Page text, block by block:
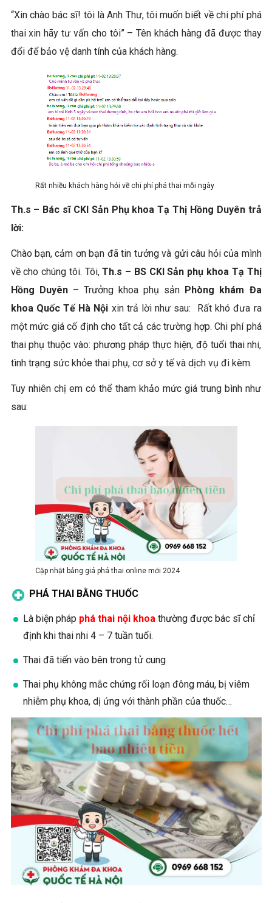
“Xin chào bác sĩ! tôi là Anh Thư, tôi muốn biết về chi phí phá
thai xin hãy tư vấn cho tôi” – Tên khách hàng đã được thay
đổi để bảo vệ danh tính của khách hàng.
Rất nhiều khách hàng hỏi về chi phí phá thai mỗi ngày
Th.s – Bác sĩ CKI Sản Phụ khoa Tạ Thị Hồng Duyên trả
lời:
Chào bạn, cảm ơn bạn đã tin tưởng và gửi câu hỏi của mình
về cho chúng tôi. Tôi,Th.s – BS CKI Sản phụ khoa Tạ Thị
Hồng Duyên– Trưởng khoa phụ sản Phòng khám Đa
khoa Quốc Tế Hà Nội xin trả lời như sau: Rất khó đưa ra
một mức giá cố định cho tất cả các trường hợp. Chi phí phá
thai phụ thuộc vào: phương pháp thực hiện, độ tuổi thai nhi,
tình trạng sức khỏe thai phụ, cơ sở y tế và dịch vụ đi kèm.
Tuy nhiên chị em có thể tham khảo mức giá trung bình như
sau:
Cập nhật bảng giá phá thai online mới 2024
PHÁ THAI BẰNG THUỐC
Là biện pháp phá thai nội khoathường được bác sĩ chỉ
định khi thai nhi 4 – 7 tuần tuổi.
Thai đã tiến vào bên trong tử cung
Thai phụ không mắc chứng rối loạn đông máu, bị viêm
nhiễm phụ khoa, dị ứng với thành phần của thuốc…